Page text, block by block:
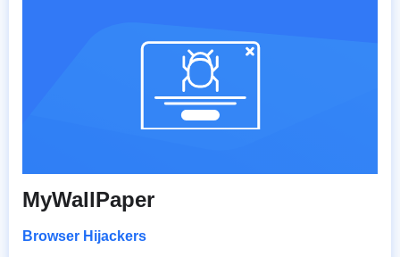
MyWallPaper
Browser Hijackers